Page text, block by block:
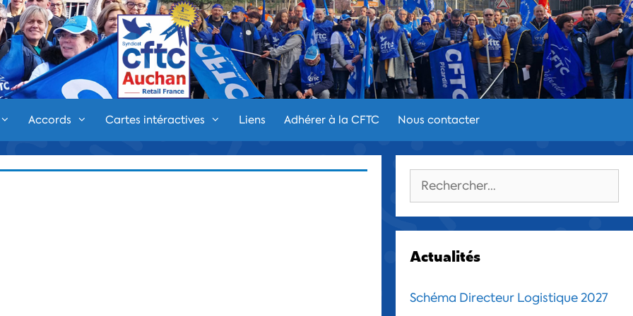
Accords Cartes intéractives Liens Adhérer à la CFTC Nous contacter
Rechercher :
Actualités
Schéma Directeur Logistique 2027